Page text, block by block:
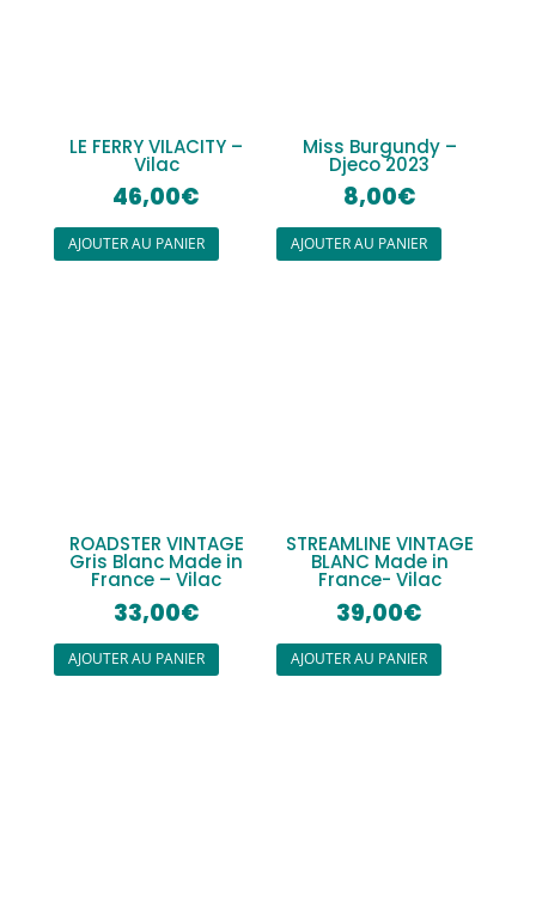
LE FERRY VILACITY –
Vilac
46,00€
AJOUTER AU PANIER
Miss Burgundy –
Djeco 2023
8,00€
AJOUTER AU PANIER
ROADSTER VINTAGE
Gris Blanc Made in
France – Vilac
33,00€
AJOUTER AU PANIER
STREAMLINE VINTAGE
BLANC Made in
France- Vilac
39,00€
AJOUTER AU PANIER